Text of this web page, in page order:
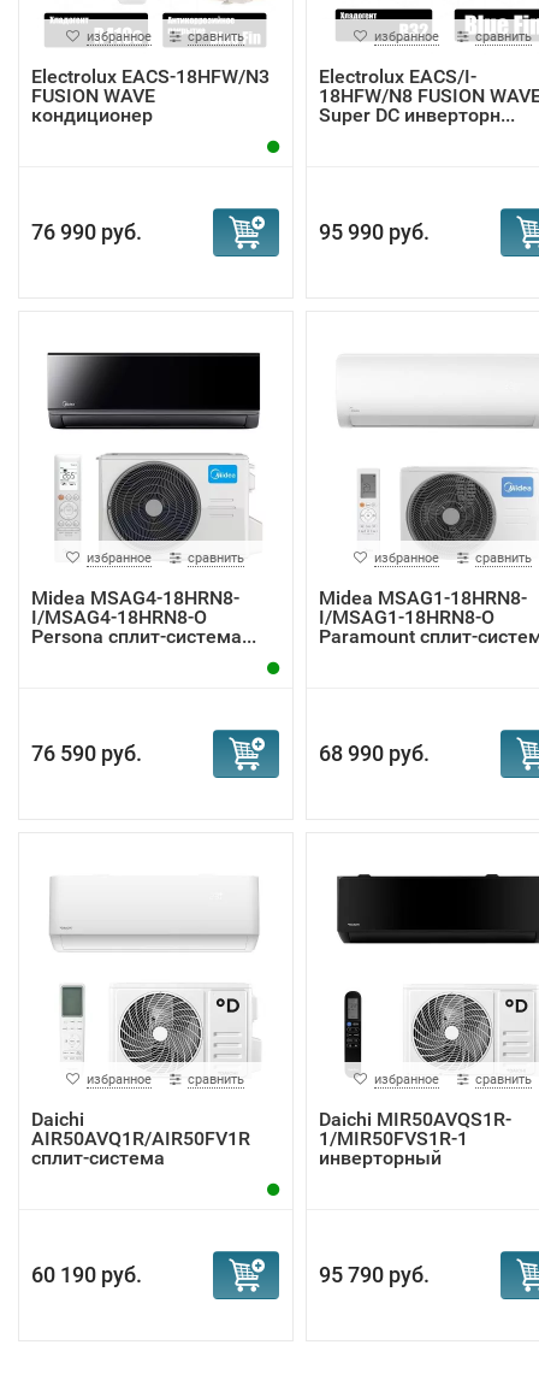
избранное сравнить
Electrolux EACS-18HFW/N3
FUSION WAVE
кондиционер
76 990 руб.
избранное сравнить
Electrolux EACS/I-
18HFW/N8 FUSION
Super DC инверторн...
95 990 руб.
избранное сравнить
Midea MSAG4-18HRN8-
I/MSAG4-18HRN8-O
Persona сплит-система...
76 590 руб.
избранное сравнить
Midea MSAG1-18HRN8-
I/MSAG1-18HRN8-O
Paramount сплит-
68 990 руб.
избранное сравнить
Daichi
AIR50AVQ1R/AIR50FV1R
сплит-система
60 190 руб.
избранное сравнить
Daichi MIR50AVQS1R-
1/MIR50FVS1R-1
инверторный
95 790 руб.